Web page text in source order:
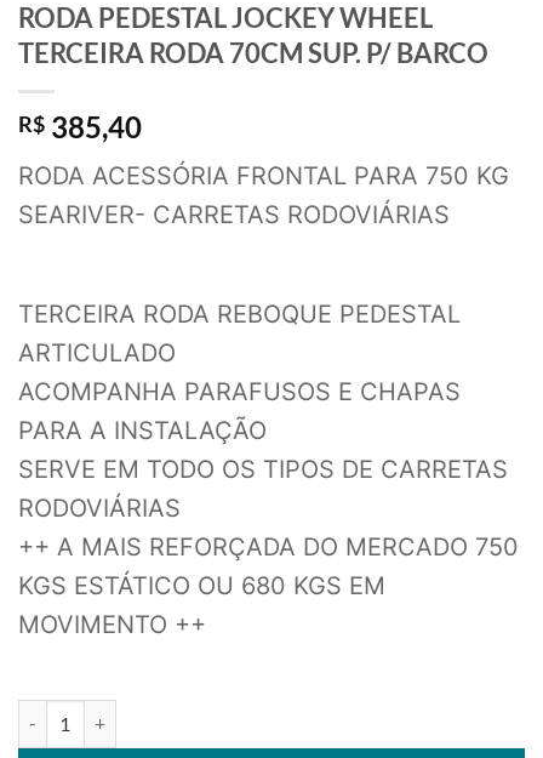
RODA PEDESTAL JOCKEY WHEEL
TERCEIRA RODA 70CM SUP. P/ BARCO
R$ 385,40
RODA ACESSÓRIA FRONTAL PARA 750 KG
SEARIVER- CARRETAS RODOVIÁRIAS
TERCEIRA RODA REBOQUE PEDESTAL
ARTICULADO
ACOMPANHA PARAFUSOS E CHAPAS
PARA A INSTALAÇÃO
SERVE EM TODO OS TIPOS DE CARRETAS
RODOVIÁRIAS
++ A MAIS REFORÇADA DO MERCADO 750
KGS ESTÁTICO OU 680 KGS EM
MOVIMENTO ++